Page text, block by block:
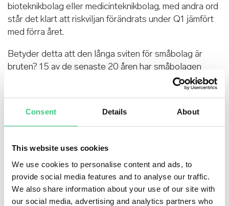
Consent Details About
This website uses cookies
We use cookies to personalise content and ads, to
provide social media features and to analyse our traffic.
We also share information about your use of our site with
our social media, advertising and analytics partners who
bioteknikbolag eller medicinteknikbolag, med andra ord
står det klart att riskviljan förändrats under Q1 jämfört
med förra året.
Betyder detta att den långa sviten för småbolag är
bruten? 15 av de senaste 20 åren har småbolagen
avkastat bättre än de stora. Vi kan konstatera att
småbolagens historiska styrka bygger på en signifikant
småbolag att växa även framöver förändrats bara för
att det gått ett kvartal av 2021? Jag har svårt att se att
en förändring går så fort som ett kvartal, varpå vi
även härifrån och framåt.
Månadens bolag